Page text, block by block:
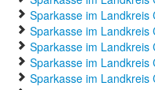
Sparkasse im Landkreis
Sparkasse im Landkreis
Sparkasse im Landkreis
Sparkasse im Landkreis
Sparkasse im Landkreis